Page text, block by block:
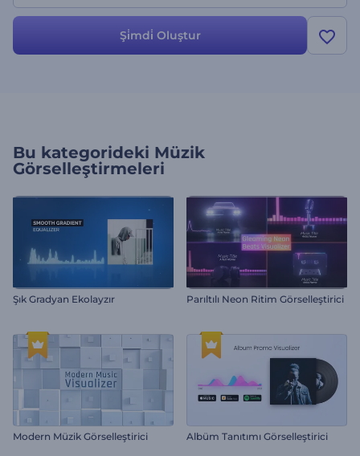
Şi̇mdi̇ Oluştur
Bu kategorideki Müzik
Görselleştirmeleri
Şık Gradyan Ekolayzır Parıltılı Neon Ritim Görselleştirici
Modern Müzik Görselleştirici Albüm Tanıtımı Görselleştirici